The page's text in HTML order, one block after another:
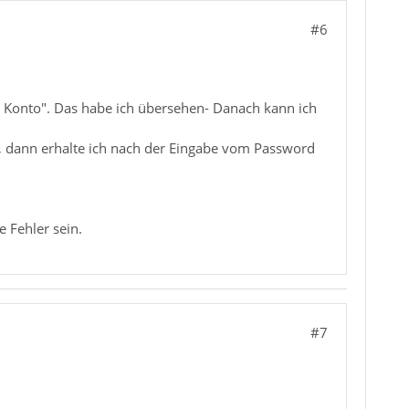
#6
Das habe ich übersehen- Danach kann ich
erhalte ich nach der Eingabe vom Password
Fehler sein.
#7